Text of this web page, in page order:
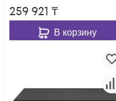
259 921 ₸
В корзину